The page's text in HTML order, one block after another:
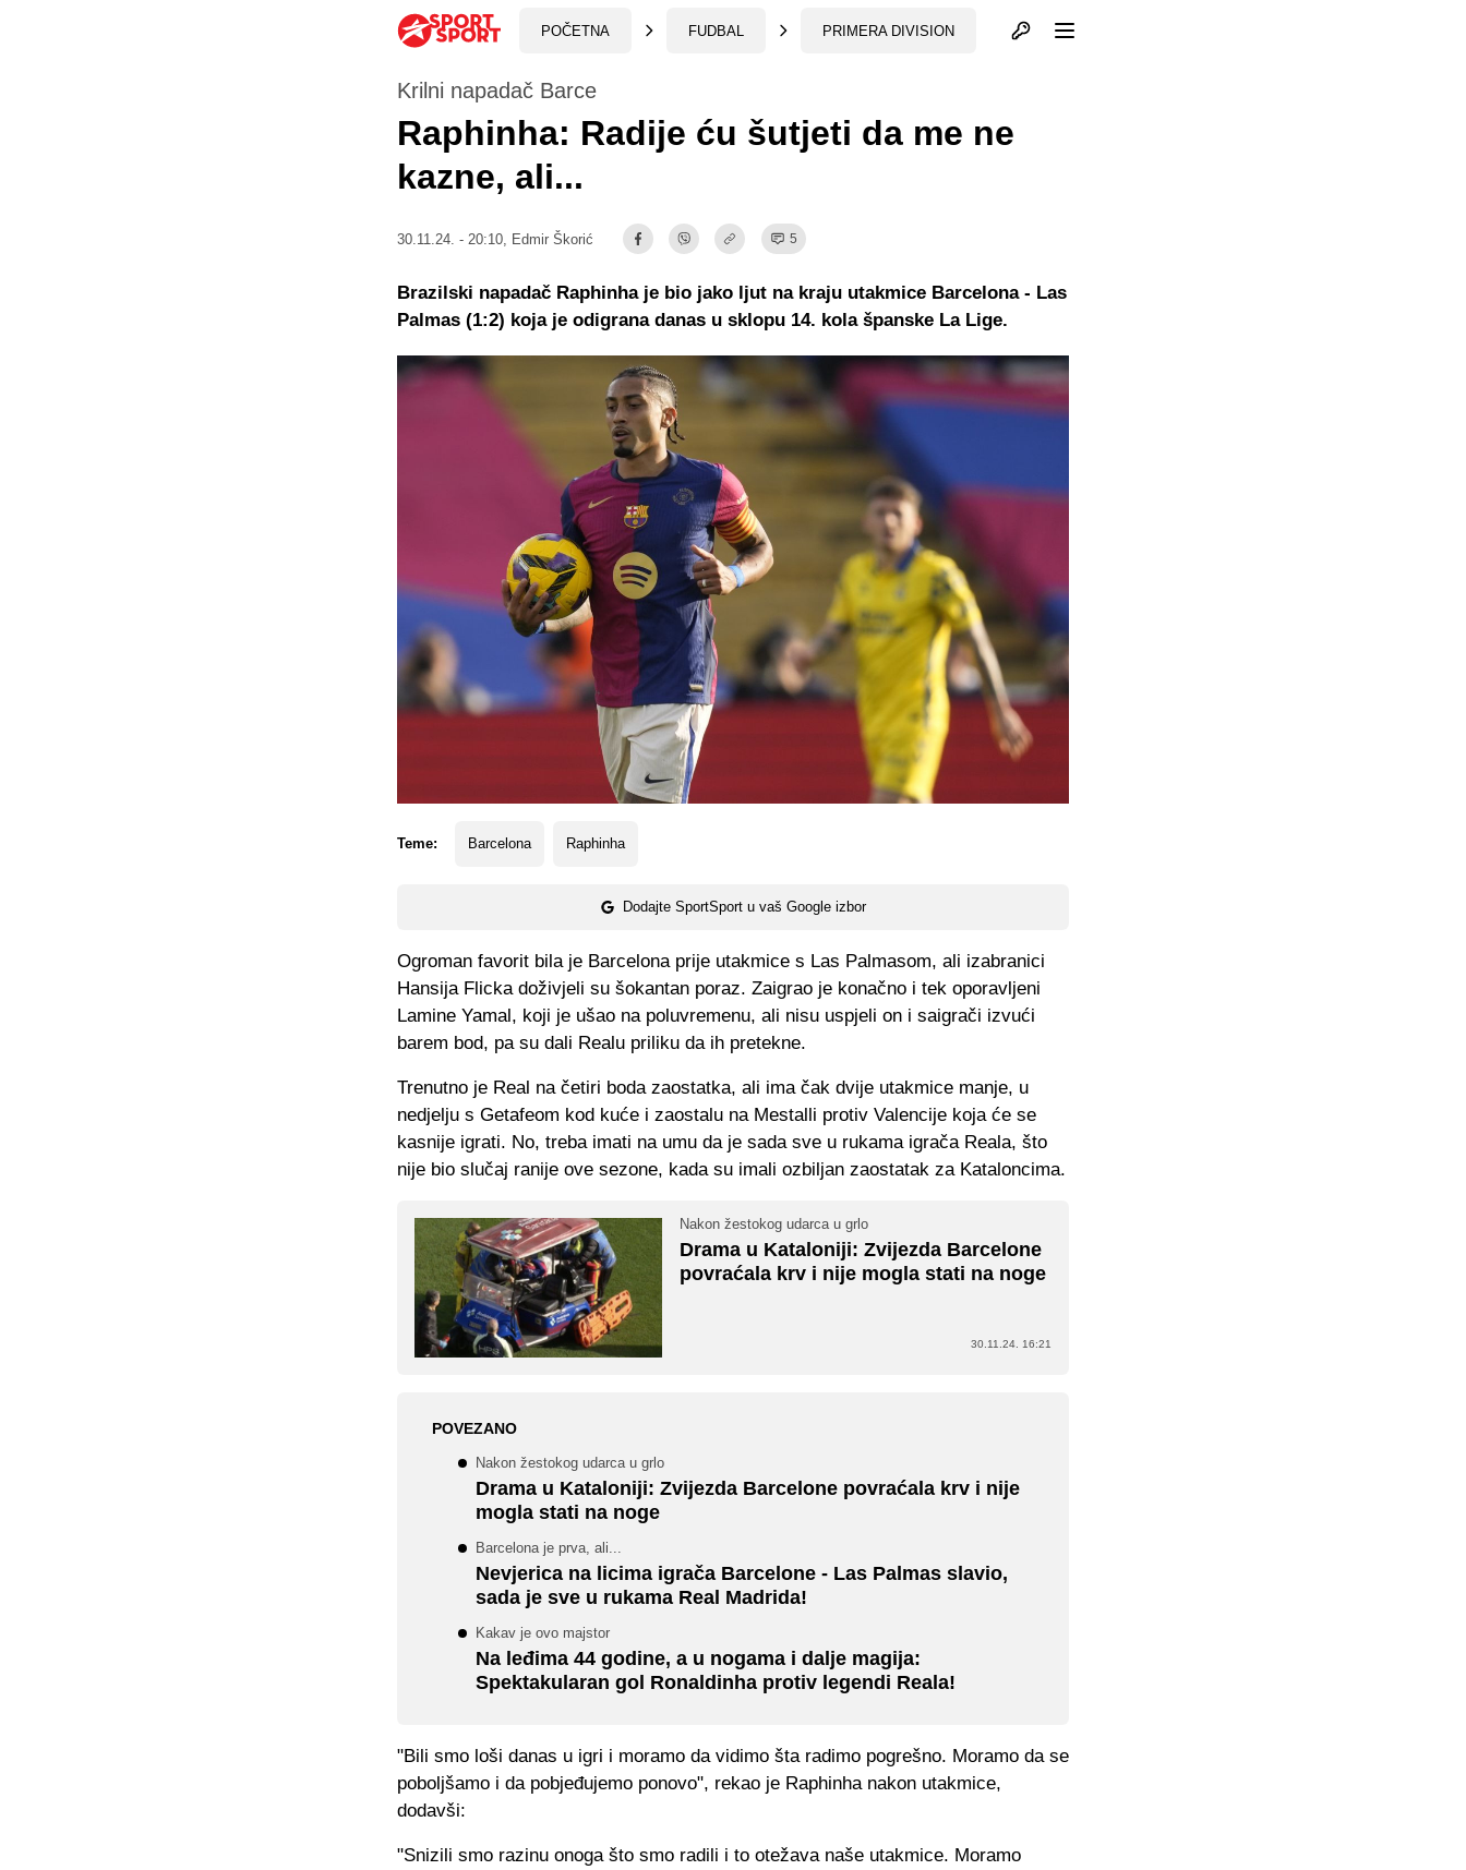
POČETNA FUDBAL PRIMERA DIVISION Otvori profil
Krilni napadač Barce
Raphinha: Radije ću šutjeti da me ne
kazne, ali...
30.11.24. - 20:10, Edmir Škorić 5
Teme: Barcelona Raphinha
Dodajte SportSport u vaš Google izbor
Brazilski napadač Raphinha je bio jako ljut na kraju utakmice Barcelona - Las
Palmas (1:2) koja je odigrana danas u sklopu 14. kola španske La Lige.
Ogroman favorit bila je Barcelona prije utakmice s Las Palmasom, ali izabranici
Hansija Flicka doživjeli su šokantan poraz. Zaigrao je konačno i tek oporavljeni
Lamine Yamal, koji je ušao na poluvremenu, ali nisu uspjeli on i saigrači izvući
barem bod, pa su dali Realu priliku da ih pretekne.
Trenutno je Real na četiri boda zaostatka, ali ima čak dvije utakmice manje, u
nedjelju s Getafeom kod kuće i zaostalu na Mestalli protiv Valencije koja će se
kasnije igrati. No, treba imati na umu da je sada sve u rukama igrača Reala, što
nije bio slučaj ranije ove sezone, kada su imali ozbiljan zaostatak za Kataloncima.
Nakon žestokog udarca u grlo
Drama u Kataloniji: Zvijezda Barcelone
povraćala krv i nije mogla stati na noge
30.11.24. 16:21
POVEZANO
Nakon žestokog udarca u grlo
Drama u Kataloniji: Zvijezda Barcelone povraćala krv i nije
mogla stati na noge
Barcelona je prva, ali...
Nevjerica na licima igrača Barcelone - Las Palmas slavio,
sada je sve u rukama Real Madrida!
Kakav je ovo majstor
Na leđima 44 godine, a u nogama i dalje magija:
Spektakularan gol Ronaldinha protiv legendi Reala!
"Bili smo loši danas u igri i moramo da vidimo šta radimo pogrešno. Moramo da se
poboljšamo i da pobjeđujemo ponovo", rekao je Raphinha nakon utakmice,
dodavši:
"Snizili smo razinu onoga što smo radili i to otežava naše utakmice. Moramo